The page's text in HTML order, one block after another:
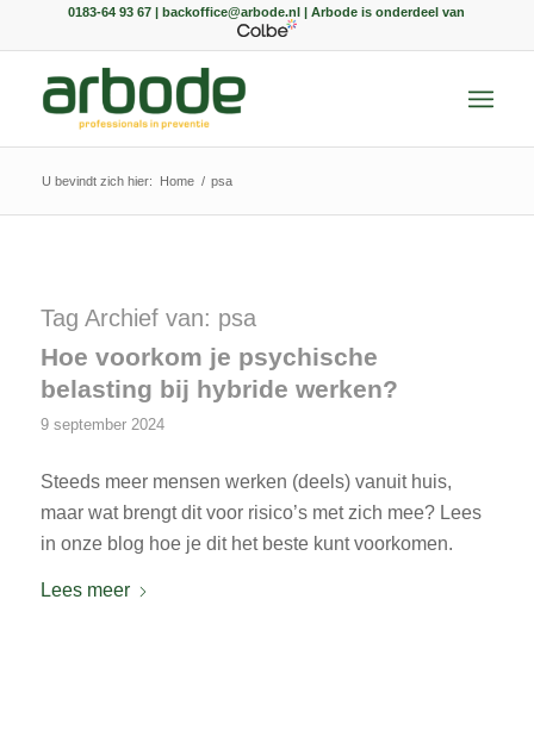
0183-64 93 67 | backoffice@arbode.nl | Arbode is onderdeel van
U bevindt zich hier: Home / psa
Tag Archief van: psa
Hoe voorkom je psychische
belasting bij hybride werken?
9 september 2024
Steeds meer mensen werken (deels) vanuit huis,
maar wat brengt dit voor risico’s met zich mee? Lees
in onze blog hoe je dit het beste kunt voorkomen.
Lees meer